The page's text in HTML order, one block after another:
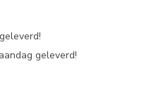
geleverd!